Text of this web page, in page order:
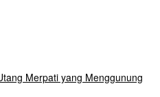
Merpati yang Menggunung